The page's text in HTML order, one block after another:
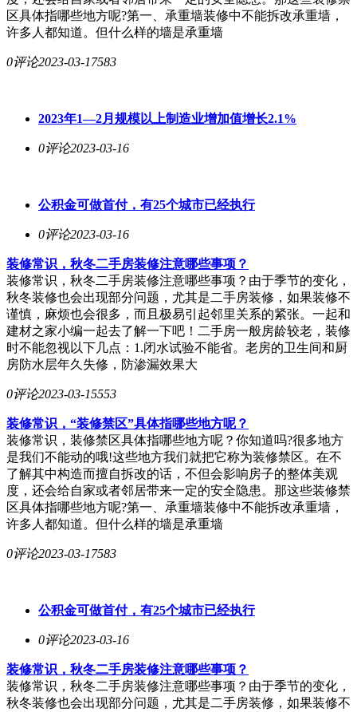
区具体指哪些地方呢?第一、承重墙装修中不能拆改承重墙，
许多人都知道。但什么样的墙是承重墙
0评论2023-03-17583
2023年1—2月规模以上制造业增加值增长2.1%
0评论2023-03-16
公积金可做首付，有25个城市已经执行
0评论2023-03-16
装修常识，秋冬二手房装修注意哪些事项？
装修常识，秋冬二手房装修注意哪些事项？由于季节的变化，
秋冬装修也会出现部分问题，尤其是二手房装修，如果装修不
谨慎，麻烦也会很多，而且极易引起邻里关系的紧张。一起和
建材之家小编一起去了解一下吧！二手房一般房龄较老，装修
时不能忽视以下几点：1.闭水试验不能省。老房的卫生间和厨
房防水层年久失修，防渗漏效果大
0评论2023-03-15553
装修常识，“装修禁区”具体指哪些地方呢？
装修常识，装修禁区具体指哪些地方呢？你知道吗?很多地方
是我们不能动的哦!这些地方我们就把它称为装修禁区。在不
了解其中构造而擅自拆改的话，不但会影响房子的整体美观
度，还会给自家或者邻居带来一定的安全隐患。那这些装修禁
区具体指哪些地方呢?第一、承重墙装修中不能拆改承重墙，
许多人都知道。但什么样的墙是承重墙
0评论2023-03-17583
公积金可做首付，有25个城市已经执行
0评论2023-03-16
装修常识，秋冬二手房装修注意哪些事项？
装修常识，秋冬二手房装修注意哪些事项？由于季节的变化，
秋冬装修也会出现部分问题，尤其是二手房装修，如果装修不